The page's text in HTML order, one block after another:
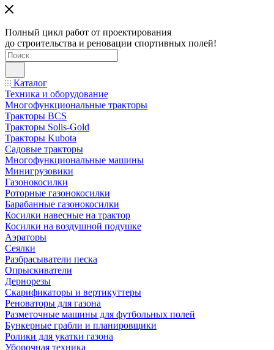
Полный цикл работ от проектирования
до строительства и реновации спортивных полей!
Каталог
Техника и оборудование
Многофункциональные тракторы
Тракторы BCS
Тракторы Solis-Gold
Тракторы Kubota
Садовые тракторы
Многофункциональные машины
Минигрузовики
Газонокосилки
Роторные газонокосилки
Барабанные газонокосилки
Косилки навесные на трактор
Косилки на воздушной подушке
Аэраторы
Сеялки
Разбрасыватели песка
Опрыскиватели
Дернорезы
Скарификаторы и вертикуттеры
Реноваторы для газона
Разметочные машины для футбольных полей
Бункерные грабли и планировщики
Ролики для укатки газона
Уборочная техника